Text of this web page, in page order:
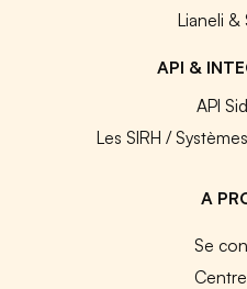
Lianeli &
API &
API
Les SIRH /
A
Se